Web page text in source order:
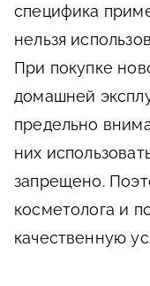
специфика
нельзя
При покупке
домашней
предельно
них
запрещено.
косметолога и
качественную